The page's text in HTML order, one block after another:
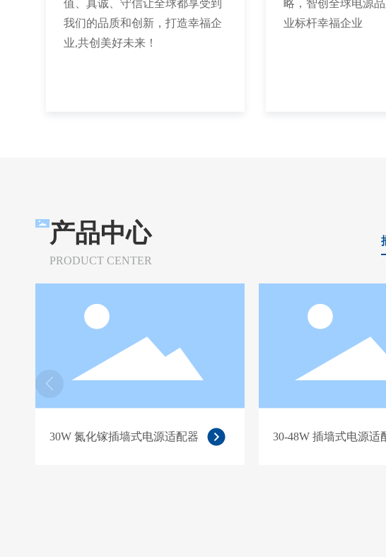
值、真诚、守信让全球都享受到
我们的品质和创新，打造幸福企
业,共创美好未来！
略，智创全球电源
业标杆幸福企业
产品中心
PRODUCT CENTER
30W 氮化镓插墙式电源适配器 30-48W 插墙式电源适